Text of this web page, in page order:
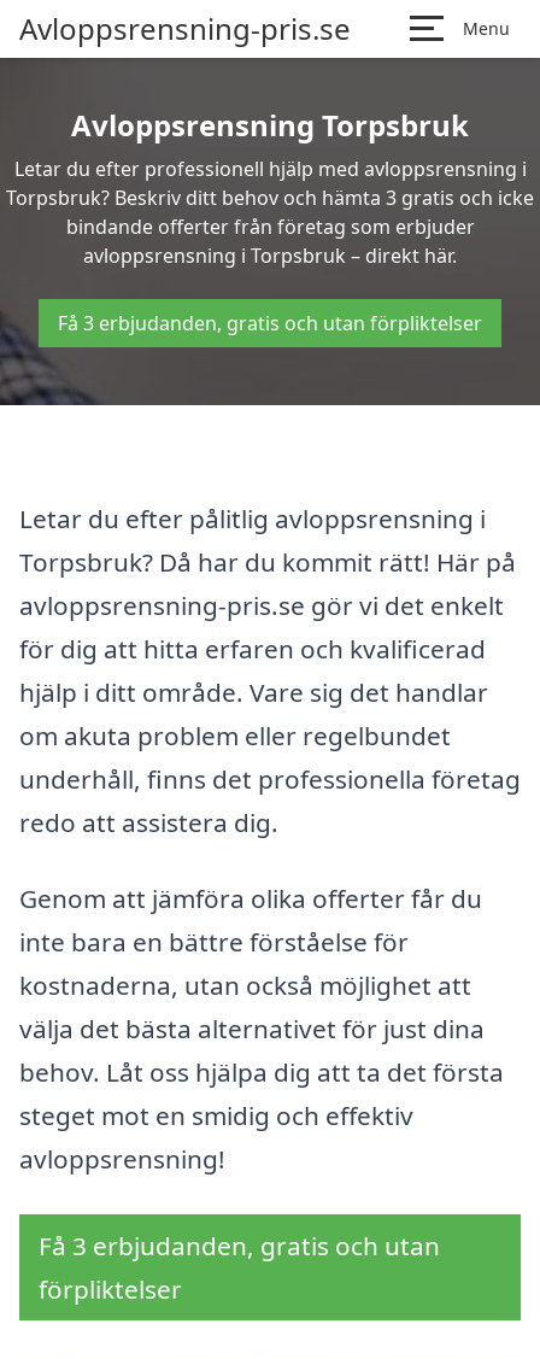
Avloppsrensning-pris.se Menu
Avloppsrensning Torpsbruk
Letar du efter professionell hjälp med avloppsrensning i
Torpsbruk? Beskriv ditt behov och hämta 3 gratis och icke
bindande offerter från företag som erbjuder
avloppsrensning i Torpsbruk – direkt här.
Få 3 erbjudanden, gratis och utan förpliktelser
Letar du efter pålitlig avloppsrensning i
Torpsbruk? Då har du kommit rätt! Här på
avloppsrensning-pris.se gör vi det enkelt
för dig att hitta erfaren och kvalificerad
hjälp i ditt område. Vare sig det handlar
om akuta problem eller regelbundet
underhåll, finns det professionella företag
redo att assistera dig.
Genom att jämföra olika offerter får du
inte bara en bättre förståelse för
kostnaderna, utan också möjlighet att
välja det bästa alternativet för just dina
behov. Låt oss hjälpa dig att ta det första
steget mot en smidig och effektiv
avloppsrensning!
Få 3 erbjudanden, gratis och utan
förpliktelser